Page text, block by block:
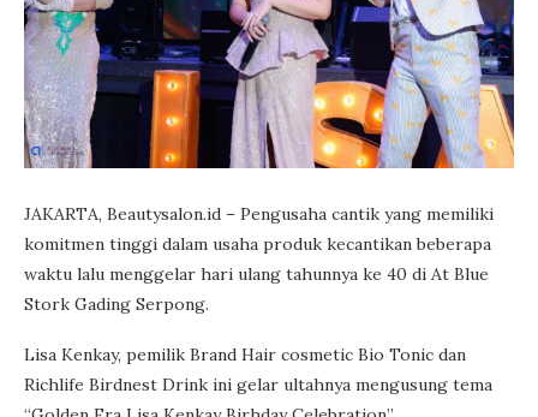
JAKARTA, Beautysalon.id – Pengusaha cantik yang memiliki
komitmen tinggi dalam usaha produk kecantikan beberapa
waktu lalu menggelar hari ulang tahunnya ke 40 di At Blue
Stork Gading Serpong.
Lisa Kenkay, pemilik Brand Hair cosmetic Bio Tonic dan
Richlife Birdnest Drink ini gelar ultahnya mengusung tema